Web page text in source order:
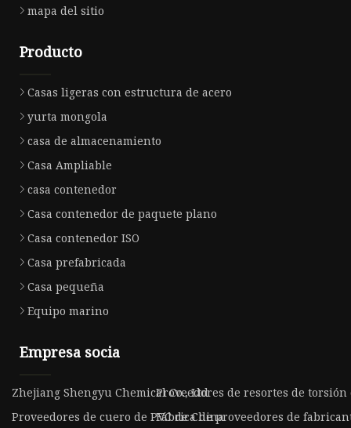
mapa del sitio
Producto
Casas ligeras con estructura de acero
yurta mongola
casa de almacenamiento
Casa Ampliable
casa contenedor
Casa contenedor de paquete plano
Casa contenedor ISO
Casa prefabricada
Casa pequeña
Equipo marino
Empresa socia
Zhejiang Shengyu Chemical Co., LtdProveedores de resortes de torsión
Proveedores de cuero de PVC de ChinaFábrica de proveedores de